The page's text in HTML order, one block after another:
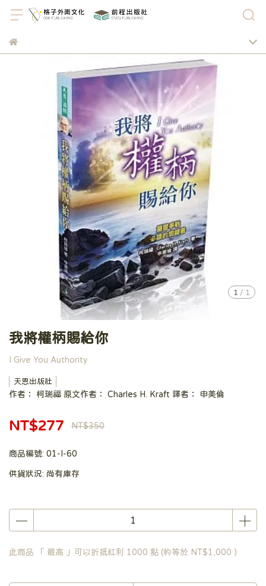
1 / 1
我將權柄賜給你
I Give You Authority
天恩出版社
作者： 柯瑞福 原文作者： Charles H. Kraft 譯者： 申美倫
NT$277 NT$350
商品編號: 01-I-60
供貨狀況: 尚有庫存
此商品 「 最高 」可以折抵紅利 1000 點 (約等於 NT$1,000 )